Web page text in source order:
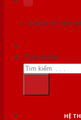
Chưa có sản
Tìm kiếm:
HỆ